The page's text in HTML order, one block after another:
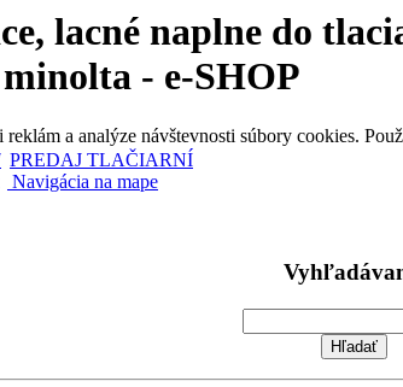
lacné naplne do
- e-SHOP
a analýze návštevnosti súbory cookies.
PREDAJ TLAČIARNÍ
Navigácia na mape